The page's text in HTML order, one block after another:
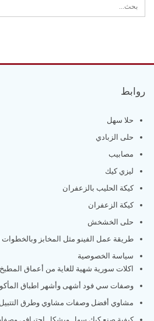
روابط
حلا سهل
حلى الزبادي
مصابيب
ليزي كيك
كيكة الحليب بالزعفران
كيكة الزعفران
حلى الخشخش
طريقة عمل الفينو مثل المخابز
سياسة الخصوصية
اكلات سورية شهية للغاية من أعماق
وصفات سي فود أشهى وأشهر اطباق
مشاوي أفضل وصفات مشاوي وطرق التتبيل